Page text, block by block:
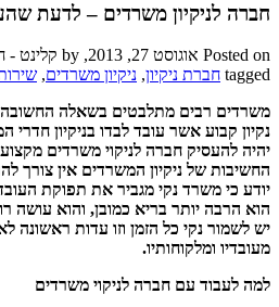
חברה לניקיון משרדים – לדעת
Posted on אוגוסט 27, 2013, by קלינט - חברת ניקיון, in
tagged חברת ניקיון, ניקיון משרדים,
משרדים רבים מתלבטים בשאלה
נקיון קבוע אשר עובד לבדו בניקיון
יהיה להעסיק חברה לניקוי משרדים
החשיבות של ניקיון המשרדים אין צורך
יודע כי משרד נקי מגביר את תפוקת
הוא הרבה יותר בריא כמובן, והוא עושה
יש לשמור נקי כל הזמן וזו עדות
מעובדיו ומלקוחותיו.
למה לעבוד עם חברה לניקוי משרדים